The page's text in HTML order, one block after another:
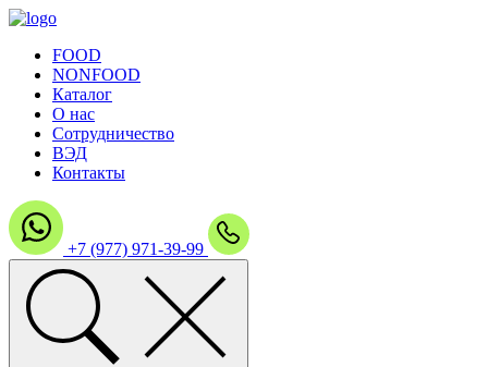
FOOD
NONFOOD
Каталог
О нас
Сотрудничество
ВЭД
Контакты
+7 (977) 971-39-99